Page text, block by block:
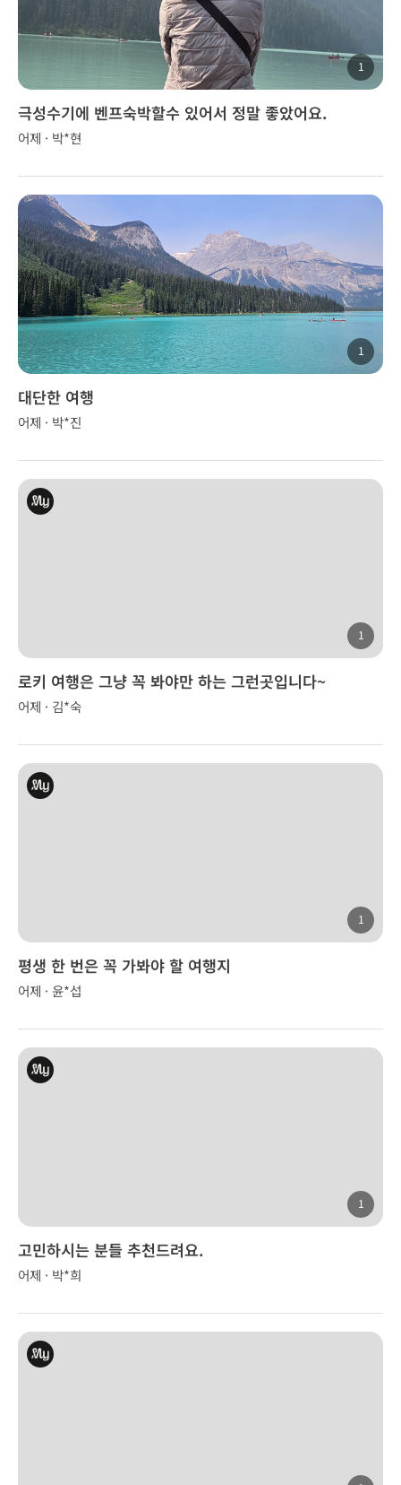
1
극성수기에 벤프숙박할수 있어서 정말 좋았어요.
어제 · 박*현
1
대단한 여행
어제 · 박*진
1
로키 여행은 그냥 꼭 봐야만 하는 그런곳입니다~
어제 · 김*숙
1
평생 한 번은 꼭 가봐야 할 여행지
어제 · 윤*섭
1
고민하시는 분들 추천드려요.
어제 · 박*희